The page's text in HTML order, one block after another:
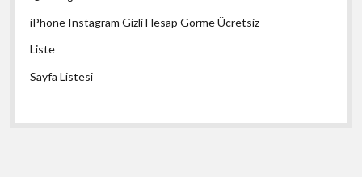
iPhone Instagram Gizli Hesap Görme Ücretsiz
Liste
Sayfa Listesi